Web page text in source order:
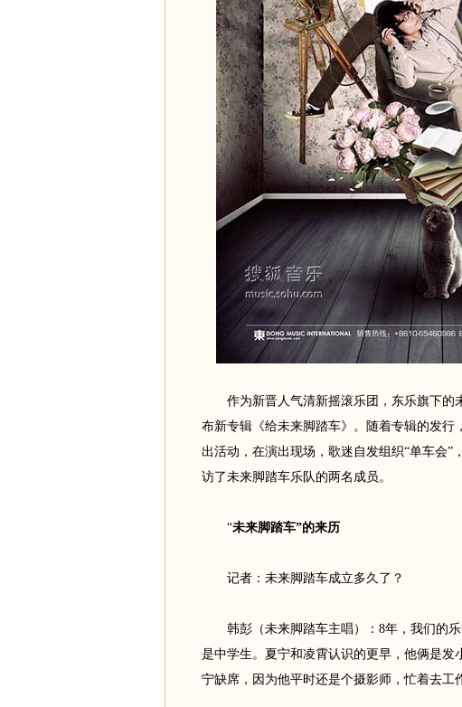
作为新晋人气清新摇滚乐团，东乐旗下的
布新专辑《给未来脚踏车》。随着专辑的发
出活动，在演出现场，歌迷自发组织“单车会”
访了未来脚踏车乐队的两名成员。
“未来脚踏车”的来历
记者：未来脚踏车成立多久了？
韩彭（未来脚踏车主唱）：8年，我们的乐
是中学生。夏宁和凌霄认识的更早，他俩是发
宁缺席，因为他平时还是个摄影师，忙着去工